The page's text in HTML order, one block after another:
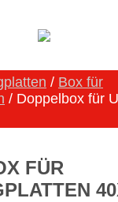
/ Box für
/ Doppelbox für
FÜR